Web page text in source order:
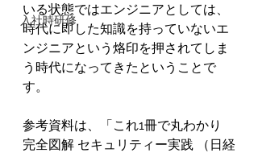
入社時研修
いる状態ではエンジニアとしては、
時代に即した知識を持っていないエ
ンジニアという烙印を押されてしま
う時代になってきたということで
す。
参考資料は、「これ1冊で丸わかり
完全図解 セキュリティー実践 （日経